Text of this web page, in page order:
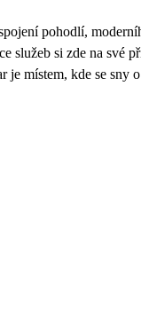
pohodlí,
služeb si zde na
místem, kde se sny